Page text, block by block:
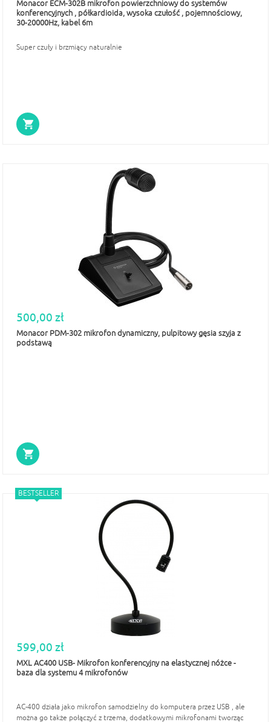
Monacor ECM-302B mikrofon powierzchniowy do systemów
konferencyjnych , półkardioida, wysoka czułość , pojemnościowy,
30-20000Hz, kabel 6m
Super czuły i brzmiący naturalnie
500,00 zł
Monacor PDM-302 mikrofon dynamiczny, pulpitowy gęsia szyja z
podstawą
BESTSELLER
599,00 zł
MXL AC400 USB- Mikrofon konferencyjny na elastycznej nóżce -
baza dla systemu 4 mikrofonów
AC-400 działa jako mikrofon samodzielny do komputera przez USB , ale
można go także połączyć z trzema, dodatkowymi mikrofonami tworząc